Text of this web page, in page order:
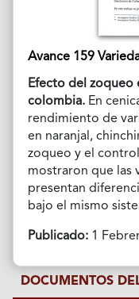
Avance 159
Efecto del zoqueo
colombia. En
rendimiento de
en naranjal,
zoqueo y el
mostraron que las
presentan
bajo el mismo
Publicado:1
DOCUMENTOS